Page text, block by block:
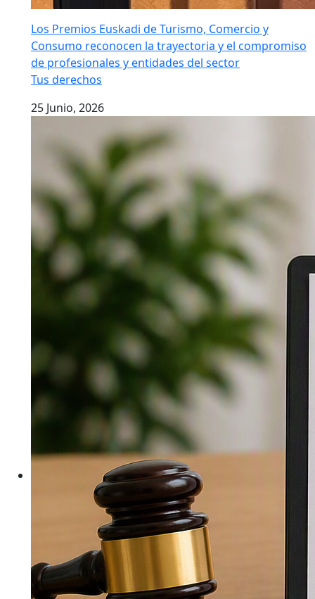
Los Premios Euskadi de Turismo, Comercio y
Consumo reconocen la trayectoria y el compromiso
de profesionales y entidades del sector
Tus derechos
25 Junio, 2026